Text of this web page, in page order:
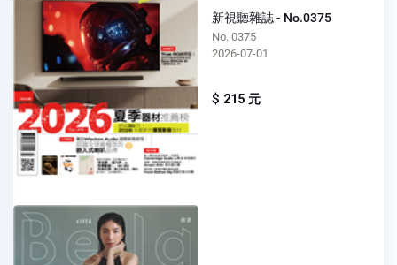
新視聽雜誌 - No.0375
No. 0375
2026-07-01
$ 215 元